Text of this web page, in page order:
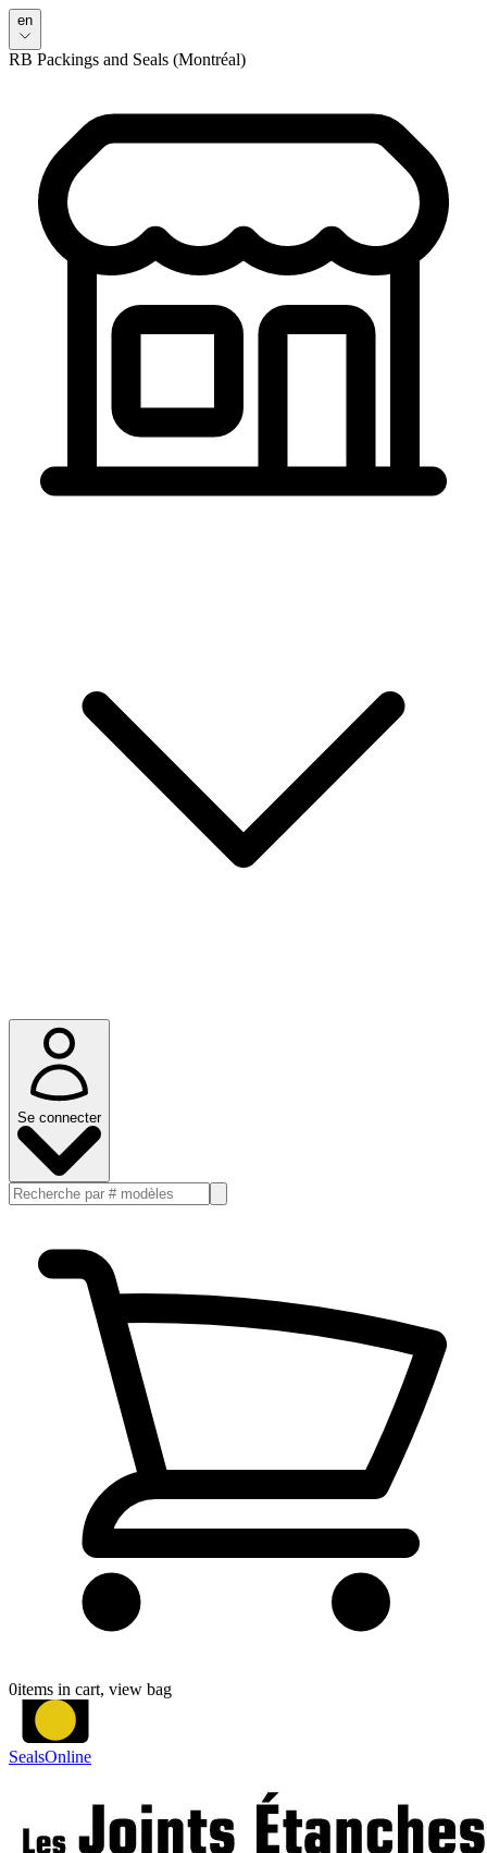
en
RB Packings and Seals (Montréal)
Se connecter
0items in cart, view bag
SealsOnline